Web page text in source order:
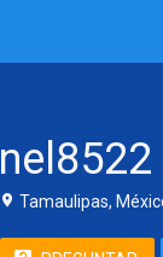
nel8522
Tamaulipas,